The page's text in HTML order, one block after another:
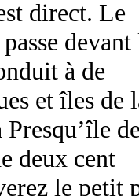
direct. Le
devant
à de
et îles de
deux cent
le petit